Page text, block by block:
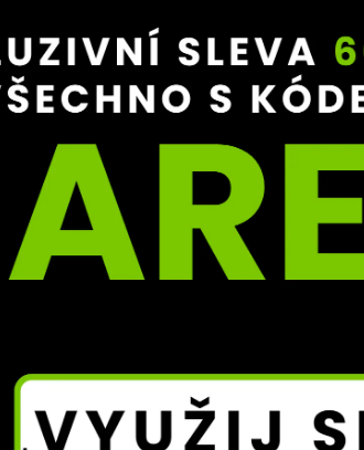
o fyzičce a kondici. U
a to jsem přesně
půl roku a cítím změny k
chyběli sparing partneři v jeho váhové
ale přešel do 66 kilo,
tolik trénovat,“ vysvětlil.